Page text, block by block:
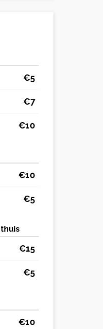
€5
€7
€10
€10
€5
€15
€5
€10